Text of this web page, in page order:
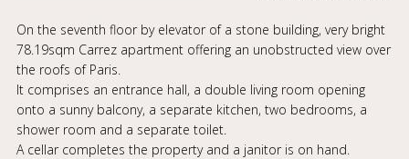
On the seventh floor by elevator of a stone building, very bright
78.19sqm Carrez apartment offering an unobstructed view over
the roofs of Paris.
It comprises an entrance hall, a double living room opening
onto a sunny balcony, a separate kitchen, two bedrooms, a
shower room and a separate toilet.
A cellar completes the property and a janitor is on hand.